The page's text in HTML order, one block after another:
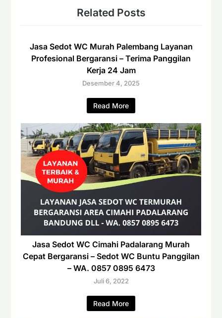
Related Posts
Jasa Sedot WC Murah Palembang Layanan
Profesional Bergaransi – Terima Panggilan
Kerja 24 Jam
Desember 4, 2025
Read More
Jasa Sedot WC Cimahi Padalarang Murah
Cepat Bergaransi – Sedot WC Buntu Panggilan
– WA. 0857 0895 6473
Juli 6, 2022
Read More